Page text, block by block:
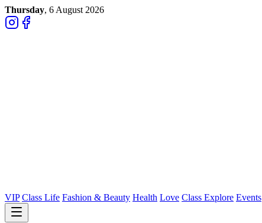
Thursday, 6 August 2026
VIP Class Life Fashion & Beauty Health Love Class Explore Events